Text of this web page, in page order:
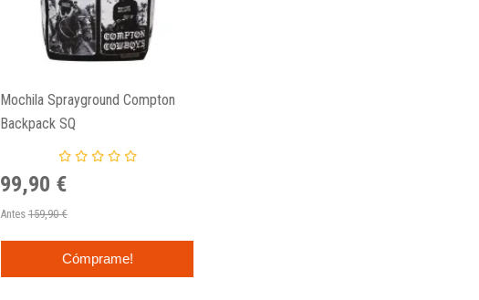
Mochila Sprayground Compton
Backpack SQ
99,90 €
Antes 159,90 €
Cómprame!